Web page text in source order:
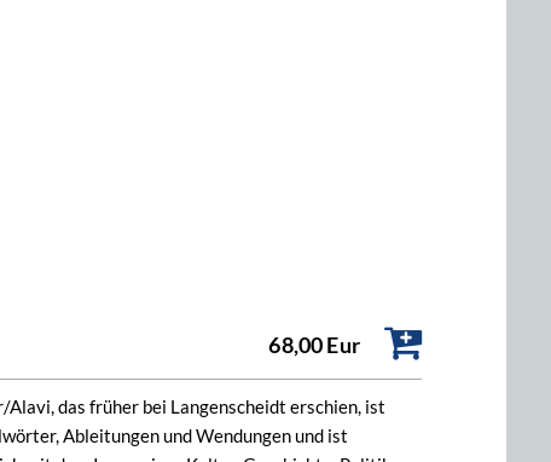
68,00 Eur
das früher bei Langenscheidt erschien, ist
Ableitungen und Wendungen und ist